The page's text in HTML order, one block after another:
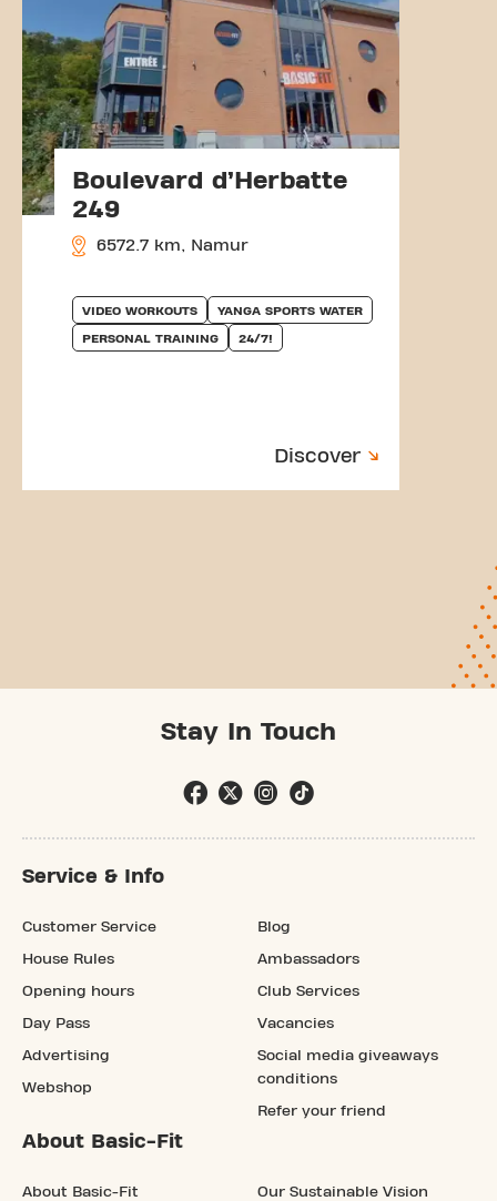
Boulevard d’Herbatte
249
6572.7 km, Namur
VIDEO WORKOUTS YANGA SPORTS WATER
PERSONAL TRAINING 24/7!
Discover
Stay In Touch
Service & Info
Customer Service
House Rules
Opening hours
Day Pass
Advertising
Webshop
Blog
Ambassadors
Club Services
Vacancies
Social media giveaways
conditions
Refer your friend
About Basic-Fit
About Basic-Fit Our Sustainable Vision